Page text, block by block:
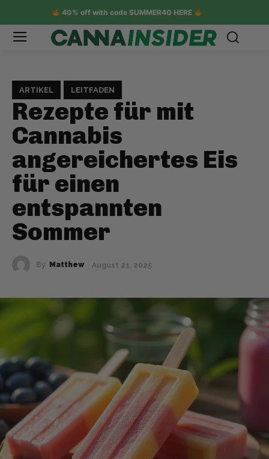
40% off with code SUMMER40 HERE
ARTIKEL LEITFADEN
Rezepte für mit
Cannabis
angereichertes Eis
für einen
entspannten
Sommer
By Matthew August 21, 2025